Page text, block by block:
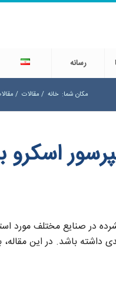
رسانه
مکان شما: خانه / مقالات /
در صنایع مختلف مورد
داشته باشد. در این